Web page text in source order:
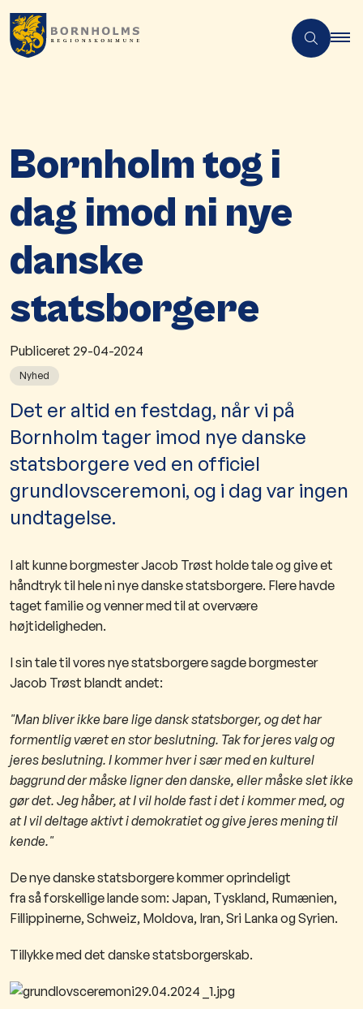
Bornholm tog i
dag imod ni nye
danske
statsborgere
Publiceret 29-04-2024
Nyhed
​Det er altid en festdag, når vi på
Bornholm tager imod nye danske
statsborgere ved en officiel
grundlovsceremoni, og i dag var ingen
undtagelse.
I alt kunne borgmester Jacob Trøst holde tale og give et
håndtryk til hele ni nye danske statsborgere. Flere havde
taget familie og venner med til at overvære
højtideligheden.
I sin tale til vores nye statsborgere sagde borgmester
Jacob Trøst blandt andet:
"Man bliver ikke bare lige dansk statsborger, og det har
formentlig været en stor beslutning. Tak for jeres valg og
jeres beslutning. I kommer hver i sær med en kulturel
baggrund der måske ligner den danske, eller måske slet ikke
gør det. Jeg håber, at I vil holde fast i det i kommer med, og
at I vil deltage aktivt i demokratiet og give jeres mening til
kende."
De nye danske statsborgere kommer oprindeligt
fra så forskellige lande som: Japan, Tyskland, Rumænien,
Fillippinerne, Schweiz, Moldova, Iran, Sri Lanka og Syrien.
Tillykke med det danske statsborgerskab.